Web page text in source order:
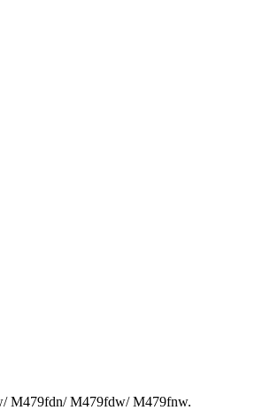
M479fdn/ M479fdw/ M479fnw.